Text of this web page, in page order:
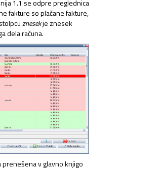
1.1 se odpre preglednica
fakture so plačane fakture,
znesekje znesek
dela računa.
v glavno knjigo